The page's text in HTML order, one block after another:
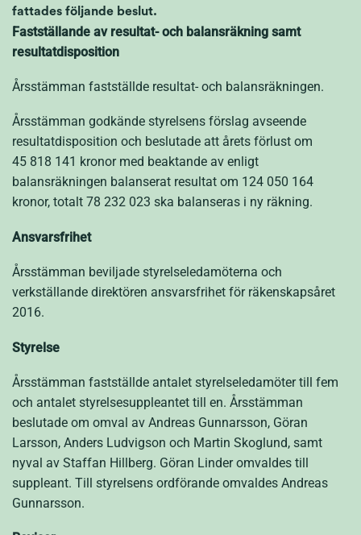
fattades följande beslut.
Fastställande av resultat- och balansräkning samt
resultatdisposition
Årsstämman fastställde resultat- och balansräkningen.
Årsstämman godkände styrelsens förslag avseende
resultatdisposition och beslutade att årets förlust om
45 818 141 kronor med beaktande av enligt
balansräkningen balanserat resultat om 124 050 164
kronor, totalt 78 232 023 ska balanseras i ny räkning.
Ansvarsfrihet
Årsstämman beviljade styrelseledamöterna och
verkställande direktören ansvarsfrihet för räkenskapsåret
2016.
Styrelse
Årsstämman fastställde antalet styrelseledamöter till fem
och antalet styrelsesuppleantet till en. Årsstämman
beslutade om omval av Andreas Gunnarsson, Göran
Larsson, Anders Ludvigson och Martin Skoglund, samt
nyval av Staffan Hillberg. Göran Linder omvaldes till
suppleant. Till styrelsens ordförande omvaldes Andreas
Gunnarsson.